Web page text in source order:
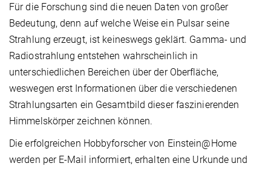
Für die Forschung sind die neuen Daten von großer
Bedeutung, denn auf welche Weise ein Pulsar seine
Strahlung erzeugt, ist keineswegs geklärt. Gamma- und
Radiostrahlung entstehen wahrscheinlich in
unterschiedlichen Bereichen über der Oberfläche,
weswegen erst Informationen über die verschiedenen
Strahlungsarten ein Gesamtbild dieser faszinierenden
Himmelskörper zeichnen können.
Die erfolgreichen Hobbyforscher von Einstein@Home
werden per E-Mail informiert, erhalten eine Urkunde und